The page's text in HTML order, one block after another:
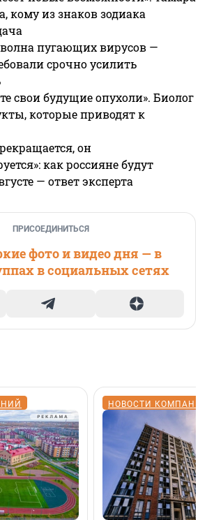
кому из знаков зодиака
пугающих вирусов —
срочно усилить
свои будущие опухоли». Биолог
которые приводят к
он
как россияне будут
— ответ эксперта
ПРИСОЕДИНИТЬСЯ
фото и видео дня — в
в социальных сетях
НОВОСТИ